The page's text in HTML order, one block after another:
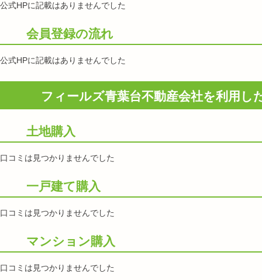
公式HPに記載はありませんでした
会員登録の流れ
公式HPに記載はありませんでした
フィールズ青葉台不動産会社を利用し
土地購入
口コミは見つかりませんでした
一戸建て購入
口コミは見つかりませんでした
マンション購入
口コミは見つかりませんでした